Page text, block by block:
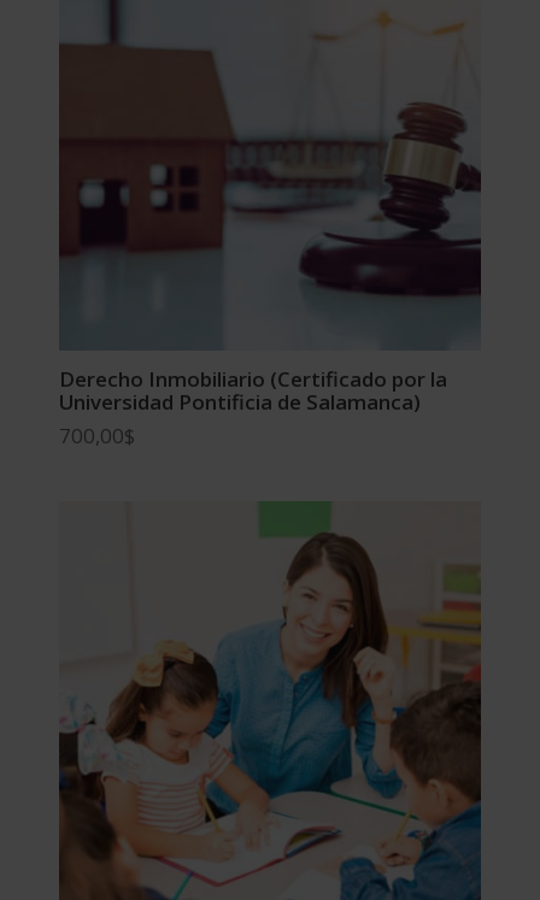
Derecho Inmobiliario (Certificado por la
Universidad Pontificia de Salamanca)
700,00$